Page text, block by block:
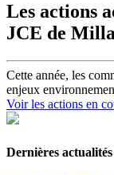
Les actions
JCE de
Cette année, les
enjeux
Voir les actions en
Dernières actualités